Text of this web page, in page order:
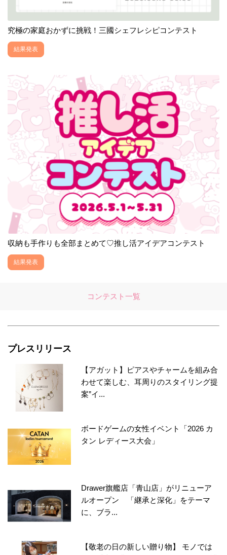
究極の家庭おかずに挑戦！三國シェフレシピコンテスト
結果発表
収納も手作りも全部まとめて♡推し活アイデアコンテスト
結果発表
コンテスト一覧
プレスリリース
【アガット】ピアスやチャームを組み合
わせて楽しむ、耳周りのスタイリング提
案”イ...
ボードゲームの女性イベント「2026 カ
タン レディース大会」
Drawer旗艦店「青山店」がリニューア
ルオープン 「継承と深化」をテーマ
に、ブラ...
【敬老の日の新しい贈り物】 モノでは